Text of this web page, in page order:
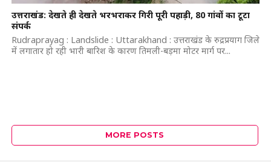
उत्तराखंड: देखते ही देखते भरभराकर गिरी पूरी पहाड़ी, 80 गांवों का टूटा
संपर्क
Rudraprayag : Landslide : Uttarakhand : उत्तराखंड के रुद्रप्रयाग जिले
में लगातार हो रही भारी बारिश के कारण तिमली-बड़मा मोटर मार्ग पर...
MORE POSTS